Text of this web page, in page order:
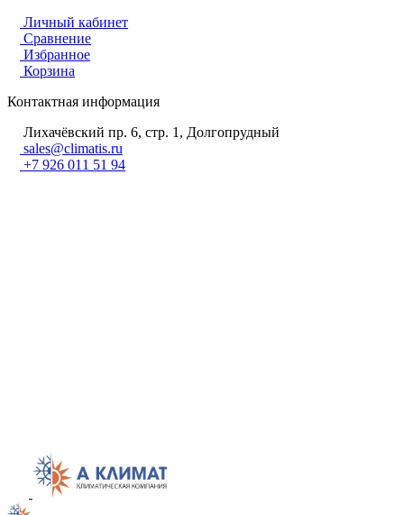
Личный кабинет
Сравнение
Избранное
Корзина
Контактная информация
Лихачёвский пр. 6, стр. 1, Долгопрудный
sales@climatis.ru
+7 926 011 51 94